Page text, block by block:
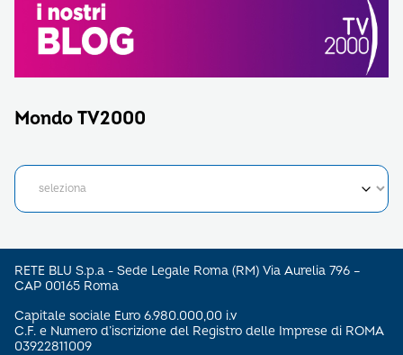
Mondo TV2000
RETE BLU S.p.a - Sede Legale Roma (RM) Via Aurelia 796 –
CAP 00165 Roma
Capitale sociale Euro 6.980.000,00 i.v
C.F. e Numero d’iscrizione del Registro delle Imprese di ROMA
03922811009